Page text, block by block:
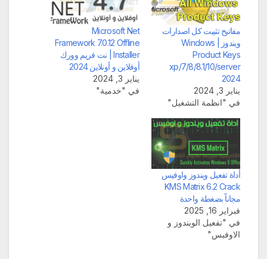
مفاتيح تثبيت كل اصدارات
ويندوز | Windows
Product Keys
xp/7/8/8.1/10/server
2024
يناير 3, 2024
في "انظمة التشغيل"
Microsoft Net
Framework 7.0.12 Offline
Installer | نت فريم وورك
أوفلاين و أونلاين 2024
يناير 3, 2024
في "خدمية"
أداة تفعيل ويندوز واوفيس
KMS Matrix 6.2 Crack
مجاناً بضغطة واحدة
فبراير 16, 2025
في "تفعيل الويندوز و
الاوفيس"